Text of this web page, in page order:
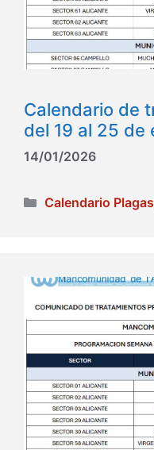
Calendario de
del 19 al 25 de
14/01/2026
Categorías
Calendario Plagas